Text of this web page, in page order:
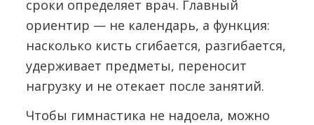
сроки определяет врач. Главный
ориентир — не календарь, а функция:
насколько кисть сгибается, разгибается,
удерживает предметы, переносит
нагрузку и не отекает после занятий.
Чтобы гимнастика не надоела, можно